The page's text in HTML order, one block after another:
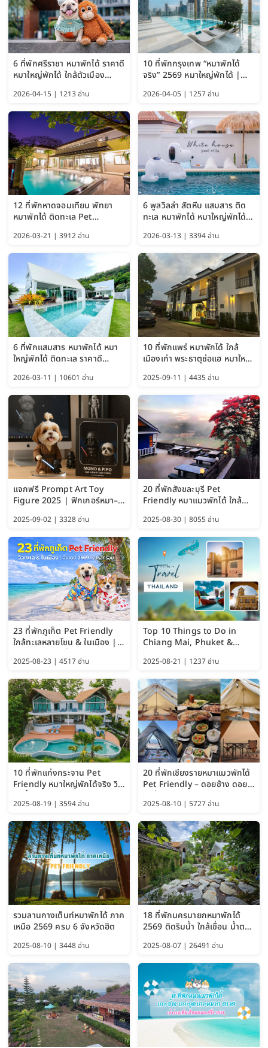
6 ที่พักศรีราชา หมาพักได้ ราคาดี
หมาใหญ่พักได้ ใกล้ตัวเมือง
2026-04-15 | 1213 อ่าน
10 ที่พักกรุงเทพ “หมาพักได้
จริง” 2569 หมาใหญ่พักได้ |
Bangkok อัปเดตล่าสุด
2026-04-05 | 1257 อ่าน
12 ที่พักหาดจอมเทียน พัทยา
หมาพักได้ ติดทะเล Pet
พักได้ อัปเดต 2569
2026-03-21 | 3912 อ่าน
6 พูลวิลล่า สัตหีบ แสมสาร ติด
ทะเล หมาพักได้ หมาใหญ่พักได้
2026-03-13 | 3394 อ่าน
6 ที่พักแสมสาร หมาพักได้ หมา
ใหญ่พักได้ ติดทะเล ราคาดี
2026-03-11 | 10601 อ่าน
10 ที่พักแพร่ หมาพักได้ ใกล้
เมืองเก่า พระธาตุช่อแฮ หมาใหญ่
2025-09-11 | 4435 อ่าน
แจกฟรี Prompt Art Toy
Figure 2025 | ฟิกเกอร์หมา–
ChatGPT และ Gemini
2025-09-02 | 3328 อ่าน
20 ที่พักสังขละบุรี Pet
Friendly หมาแมวพักได้ ใกล้
2025-08-30 | 8055 อ่าน
23 ที่พักภูเก็ต Pet Friendly
ใกล้ทะเลหลายโซน & ในเมือง |
อัปเดต 2569 เริ่มหลักร้อย
2025-08-23 | 4517 อ่าน
Top 10 Things to Do in
Chiang Mai, Phuket &
Pattaya (Thailand Travel
Guide 2025)
2025-08-21 | 1237 อ่าน
10 ที่พักแก่งกระจาน Pet
Friendly หมาใหญ่พักได้จริง วิว
2025-08-19 | 3594 อ่าน
20 ที่พักเชียงรายหมาแมวพักได้
Pet Friendly – ดอยช้าง ดอย
2025-08-10 | 5727 อ่าน
รวมลานกางเต็นท์หมาพักได้ ภาค
เหนือ 2569 ครบ 6 จังหวัดฮิต
2025-08-10 | 3448 อ่าน
18 ที่พักนครนายกหมาพักได้
2569 ติดริมน้ำ ใกล้เขื่อน น้ำตก
ได้
2025-08-07 | 26491 อ่าน